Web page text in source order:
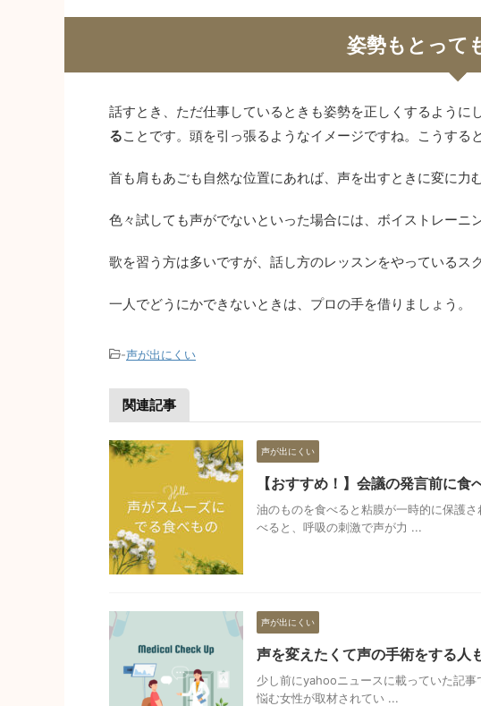
姿勢もとって
話すとき、ただ仕事しているときも姿勢を正しくするように
ることです。頭を引っ張るようなイメージですね。こうする
首も肩もあごも自然な位置にあれば、声を出すときに変に力
色々試しても声がでないといった場合には、ボイストレーニ
歌を習う方は多いですが、話し方のレッスンをやっているス
一人でどうにかできないときは、プロの手を借りましょう。
-声が出にくい
関連記事
声が出にくい
【おすすめ！】会議の発言前に食
油のものを食べると粘膜が一時的に保護
べると、呼吸の刺激で声が力 ...
声が出にくい
声を変えたくて声の手術をする人
少し前にyahooニュースに載っていた記
悩む女性が取材されてい ...